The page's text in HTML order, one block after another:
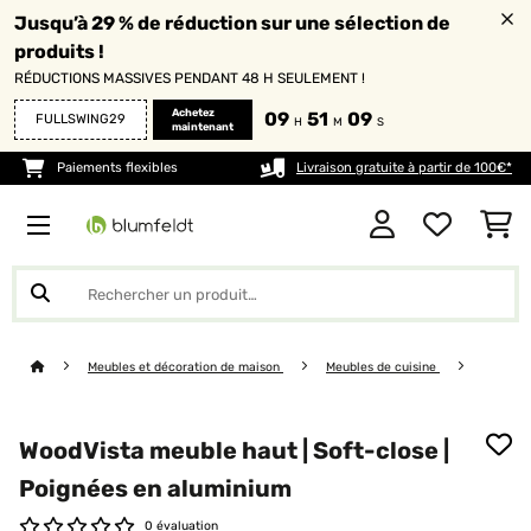
Jusqu’à 29 % de réduction sur une sélection de
produits !
RÉDUCTIONS MASSIVES PENDANT 48 H SEULEMENT !
FULLSWING29
Achetez
maintenant
09 H 51 M 08 S
Paiements flexibles Livraison gratuite à partir de 100€*
Meubles et décoration de maison Meubles de cuisine
WoodVista meuble haut | Soft-close |
Poignées en aluminium
0 évaluation